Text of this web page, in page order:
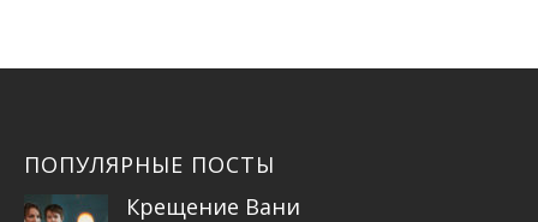
ПОПУЛЯРНЫЕ ПОСТЫ
Крещение Вани